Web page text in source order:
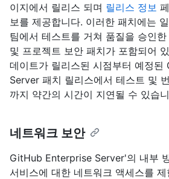
이지에서 릴리스 되며 릴리스 정보
보를 제공합니다. 이러한 패치에는
팀에서 테스트를 거쳐 품질을 승인
및 프로젝트 보안 패치가 포함되어
데이트가 릴리스된 시점부터 예정
Server 패치 릴리스에서 테스트 및
까지 약간의 시간이 지연될 수 있습
네트워크 보안
GitHub Enterprise Server'의 내부
서비스에 대한 네트워크 액세스를